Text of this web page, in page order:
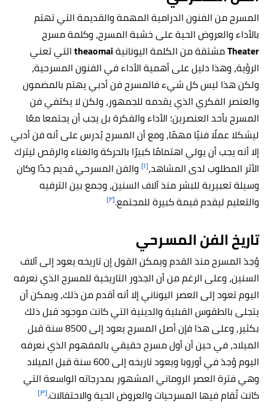
المسرح من الفنون الدرامية المهمة والقديمة التي تهتم
بالأداء والعروض الحية على خشبة المسرح، وكلمة مسرح
Theaterمشتقة من الكلمة اليونانيةtheaomaiالتي تعني
الرؤية، وهذا دليل على أهمية الأداء في الفنون المسرحية،
ولكن هذا ليس كل شيء فالمسرح فن أدبي يهتم بالمضمون
والعنصر الفكري الذي يقدمه للجمهور، ولكن لا يكتفي فن
المسرح بأحد العنصرين؛ الأداء والفكرة بل يجب أن يجتمعا معًا
ليشكلا عملًا فنيًا مهمًا، ومع أن المسرح يُدرس على أنه فن أدبي
إلا أنه يجب أن يولي اهتمامًا كبيرًا بالحركة والغناء والرقص ليترك
الأثر المطلوب لدى المشاهد،[١] والفن المسرحي قديم جدًا وكان
وسيلة تعبيرية للبشر منذ آلاف السنين، وجمع بين الترفيه
والتعليم ليقدم قيمة كبيرة للمجتمع.[٢]
تاريخ الفن المسرحي
وُجدَ المسرح منذ القدم ويمكن القول إن تاريخه يعود إلى آلاف
السنين، وعلى الرغم من أن الجذور التاريخية للمسرح الذي نعرفه
اليوم تعود إلى العصر اليوناني إلا أنه أقدم من ذلك، ويمكن أن
يتجلى بالطقوس القبلية والدينية التي كانت موجود قبل ذلك
بكثير، وعلى هذا فإن أصل المسرح يعود إلى 8500 سنة قبل
الميلاد، في حين أن أول مسرح حقيقي بالمفهوم الذي نعرفه
اليوم وُجدَ في أوروبا ويعود تاريخه إلى 600 سنة قبل الميلاد
وهي فترة العصر الروماني المشهور بمدرجاته الواسعة التي
كانت تُقام فيها المسرحيات والعروض الحية والاحتفالات.[٣]